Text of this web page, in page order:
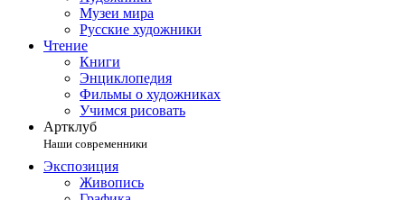
Музеи мира
Русские художники
Чтение
Книги
Энциклопедия
Фильмы о художниках
Учимся рисовать
Артклуб
Наши современники
Экспозиция
Живопись